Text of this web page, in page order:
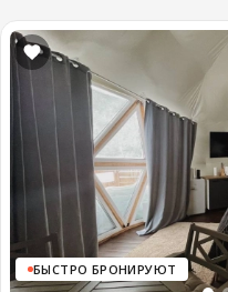
БЫСТРО БРОНИРУЮТ